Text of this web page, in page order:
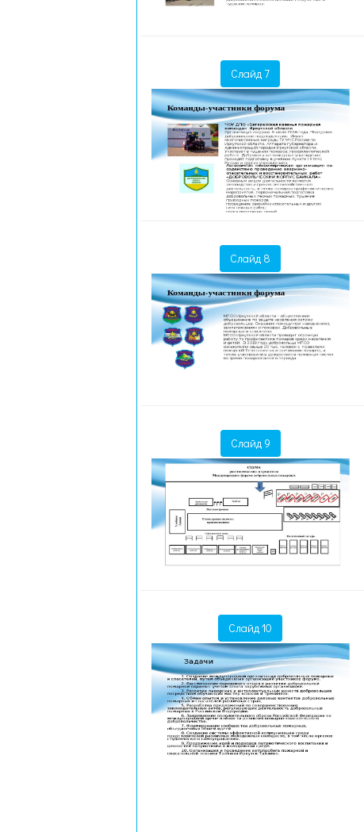
Слайд 7
Слайд 8
Слайд 9
Слайд 10